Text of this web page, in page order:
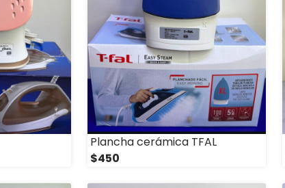
Plancha cerámica TFAL
$450